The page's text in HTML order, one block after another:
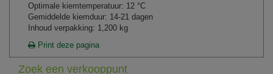
Optimale kiemtemperatuur: 12 °C
Gemiddelde kiemduur: 14-21 dagen
Inhoud verpakking: 1,200 kg
Print deze pagina
Zoek een verkooppunt